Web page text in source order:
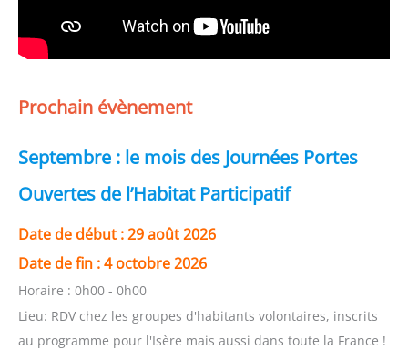
Prochain évènement
Septembre : le mois des Journées Portes
Ouvertes de l’Habitat Participatif
Date de début :29 août 2026
Date de fin :4 octobre 2026
Horaire : 0h00 - 0h00
Lieu: RDV chez les groupes d'habitants volontaires, inscrits
au programme pour l'Isère mais aussi dans toute la France !